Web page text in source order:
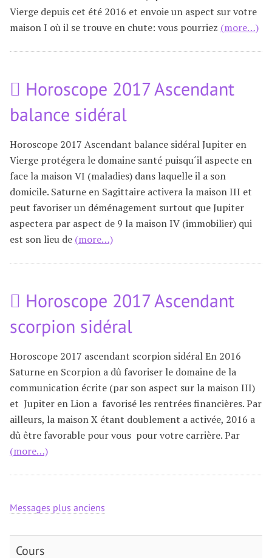
Vierge depuis cet été 2016 et envoie un aspect sur votre
maison I où il se trouve en chute: vous pourriez (more…)
Horoscope 2017 Ascendant
balance sidéral
Horoscope 2017 Ascendant balance sidéral Jupiter en
Vierge protégera le domaine santé puisqu´il aspecte en
face la maison VI (maladies) dans laquelle il a son
domicile. Saturne en Sagittaire activera la maison III et
peut favoriser un déménagement surtout que Jupiter
aspectera par aspect de 9 la maison IV (immobilier) qui
est son lieu de (more…)
Horoscope 2017 Ascendant
scorpion sidéral
Horoscope 2017 ascendant scorpion sidéral En 2016
Saturne en Scorpion a dû favoriser le domaine de la
communication écrite (par son aspect sur la maison III)
et Jupiter en Lion a favorisé les rentrées financières. Par
ailleurs, la maison X étant doublement a activée, 2016 a
dû être favorable pour vous pour votre carrière. Par
(more…)
Messages plus anciens
Cours